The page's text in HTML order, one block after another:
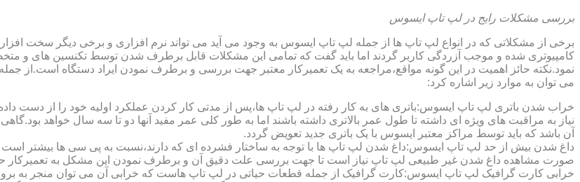
بررسی مشکلات رایج در لپ تاپ ایسوس
برخی از مشکلاتی که در انواع لپ تاپ ها از جمله لپ تاپ ایسوس به وجود می آید می تواند نرم افزاری و برخی دیگر سخت
کامپیوتری شده و موجب آزردگی کاربر گردند اما باید گفت که تمامی این مشکلات قابل برطرف شدن توسط تکنسین های و
نمود.نکته حائز اهمیت در این گونه مواقع،مراجعه به یک تعمیرکار معتبر جهت بررسی و برطرف نمودن ایراد دستگاه
می توان به موارد زیر اشاره کرد:
خراب شدن باتری لپ تاپ ایسوس:باتری های به کار رفته در لپ تاپ ها،پس از مدتی کار کردن عملکرد اولیه خود را از دست داده و
نیاز به مراقبت های ویژه ای داشته تا طول عمر بالاتری داشته باشند اما به طور کلی عمر مفید آنها دو تا سه سال خواهد
آن باشد که باید توسط مراکز معتبر ایسوس با یک باتری جدید تعویض گردد.
داغ شدن بیش از حد لپ تاپ ایسوس:داغ شدن لپ تاپ ها با توجه به ساختار فشرده ای که دارند،نسبت به پی سی ها بیشتر
صورت مشاهده داغ شدن غیر طبیعی لپ تاپ نیاز است تا جهت بررسی علت دقیق آن و برطرف نمودن این مشکل به تعمیرکار
خرابی کارت گرافیک لپ تاپ ایسوس:کارت گرافیک از جمله قطعات حیاتی در لپ تاپ هاست که خرابی آن می توان منجر به